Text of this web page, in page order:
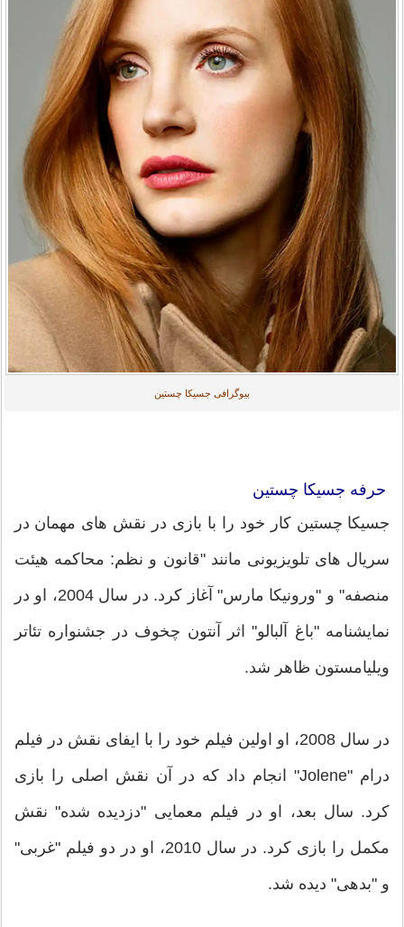
بیوگرافی جسیکا چستین
حرفه جسیکا چستین
جسیکا چستین کار خود را با بازی در نقش های مهمان در
سریال های تلویزیونی مانند "قانون و نظم: محاکمه هیئت
منصفه" و "ورونیکا مارس" آغاز کرد. در سال 2004، او در
نمایشنامه "باغ آلبالو" اثر آنتون چخوف در جشنواره تئاتر
ویلیامستون ظاهر شد.
در سال 2008، او اولین فیلم خود را با ایفای نقش در فیلم
درام "Jolene" انجام داد که در آن نقش اصلی را بازی
کرد. سال بعد، او در فیلم معمایی "دزدیده شده" نقش
مکمل را بازی کرد. در سال 2010، او در دو فیلم "غربی"
و "بدهی" دیده شد.